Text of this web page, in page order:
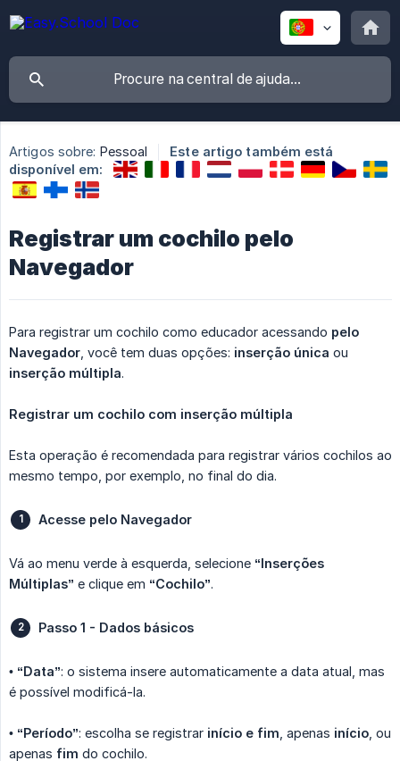
Artigos sobre: Pessoal
Este artigo também está
disponível em:
Registrar um cochilo pelo
Navegador
Para registrar um cochilo como educador acessando pelo
Navegador , você tem duas opções: inserção única ou
inserção múltipla.
Registrar um cochilo com inserção múltipla
Esta operação é recomendada para registrar vários cochilos ao
mesmo tempo, por exemplo, no final do dia.
Acesse pelo Navegador
Vá ao menu verde à esquerda, selecione “Inserções
Múltiplas” e clique em “Cochilo”.
Passo 1 - Dados básicos
• “Data”: o sistema insere automaticamente a data atual, mas
é possível modificá-la.
• “Período”: escolha se registrar início e fim , apenas início , ou
apenas fim do cochilo.